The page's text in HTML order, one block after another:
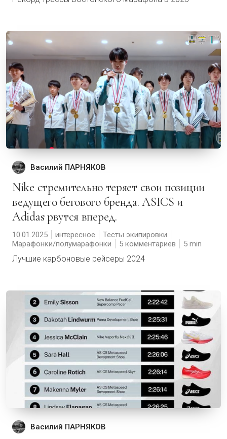
Василий ПАРНЯКОВ
Nike стремительно теряет свои позиции
ведущего бегового бренда. ASICS и
Adidas рвутся вперед.
10.01.2025 интересное
Тесты экипировки
Марафонки/полумарафонки
5 комментариев 5
Лучшие карбоновые рейсеры 2024
Василий ПАРНЯКОВ